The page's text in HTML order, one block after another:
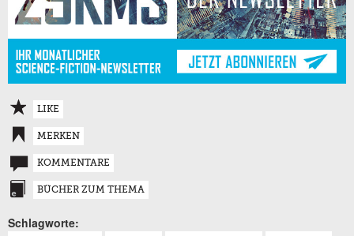
LIKE
MERKEN
KOMMENTARE
BÜCHER ZUM THEMA
Schlagworte: